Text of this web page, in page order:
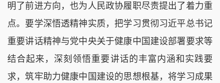
明了前进方向，也为人民政协履职尽责提出了着力重
点。要学深悟透精神实质，把学习贯彻习近平总书记
重要讲话精神与党中央关于健康中国建设部署要求等
结合起来，深刻领悟重要讲话的丰富内涵和实践要
求，筑牢助力健康中国建设的思想根基，将学习成果